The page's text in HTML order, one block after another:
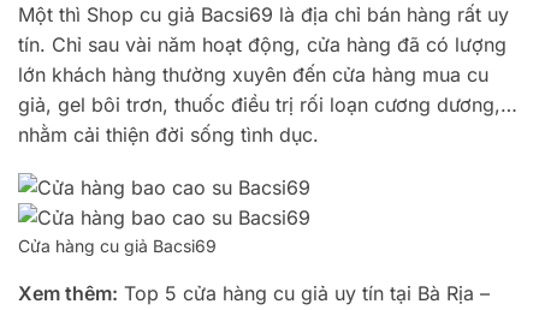
Một thì Shop cu giả Bacsi69 là địa chỉ bán hàng rất uy
tín. Chỉ sau vài năm hoạt động, cửa hàng đã có lượng
lớn khách hàng thường xuyên đến cửa hàng mua cu
giả, gel bôi trơn, thuốc điều trị rối loạn cương dương,…
nhằm cải thiện đời sống tình dục.
Cửa hàng cu giả Bacsi69
Xem thêm: Top 5 cửa hàng cu giả uy tín tại Bà Rịa –